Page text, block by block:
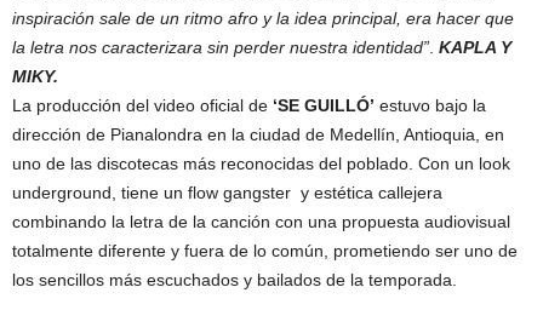
inspiración sale de un ritmo afro y la idea principal, era hacer que
la letra nos caracterizara sin perder nuestra identidad” KAPLA Y
MIKY.
La producción del video oficial de ‘SE GUILLÓ’ estuvo bajo la
dirección de Pianalondra en la ciudad de Medellín, Antioquia, en
uno de las discotecas más reconocidas del poblado. Con un look
underground, tiene un flow gangster y estética callejera
combinando la letra de la canción con una propuesta audiovisual
totalmente diferente y fuera de lo común, prometiendo ser uno de
los sencillos más escuchados y bailados de la temporada.